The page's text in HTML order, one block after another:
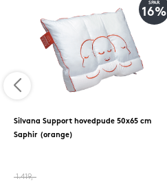
SPAR
16%
Silvana Support hovedpude 50x65 cm
Saphir (orange)
1.419,-